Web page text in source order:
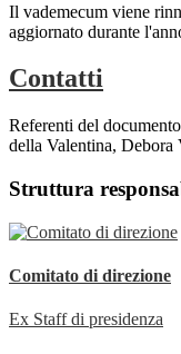
Il vademecum viene
aggiornato durante
Contatti
Referenti del
della Valentina, Debora
Struttura
Comitato di direzione
Ex Staff di presidenza